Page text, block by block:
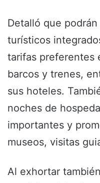
Detalló que
turísticos
tarifas preferentes
barcos y trenes,
sus hoteles.
noches de
importantes y
museos, visitas
Al exhortar